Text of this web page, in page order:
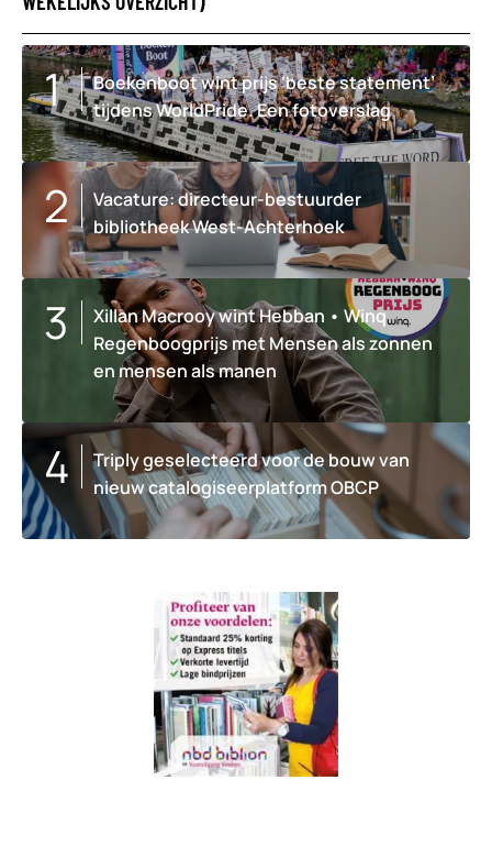
Boekenboot wint prijs ‘beste statement’
tijdens WorldPride. Een fotoverslag
Vacature: directeur-bestuurder
bibliotheek West-Achterhoek
Xillan Macrooy wint Hebban • Winq
Regenboogprijs met Mensen als zonnen
en mensen als manen
Triply geselecteerd voor de bouw van
nieuw catalogiseerplatform OBCP